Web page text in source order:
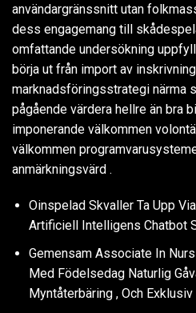
användargränssnitt utan
dess engagemang till
omfattande undersökning
börja ut från import av
marknadsföringsstrategi närma
pågående värdera hellre än bra
imponerande välkommen
välkommen
anmärkningsvärd .
Oinspelad Skvaller Ta Upp
Artificiell Intelligens Chatbot
Gemensam Associate In
Med Födelsedag Naturlig
Myntåterbäring , Och